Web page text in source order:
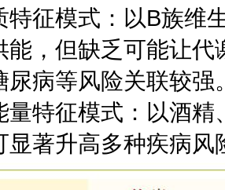
特征模式：以B族维
能，但缺乏可能让代
尿病等风险关联较强
量特征模式：以酒
显著升高多种疾病风